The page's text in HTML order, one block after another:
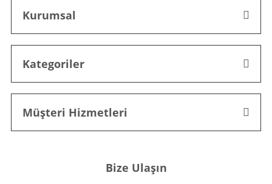
Kurumsal
Kategoriler
Müşteri Hizmetleri
Bize Ulaşın